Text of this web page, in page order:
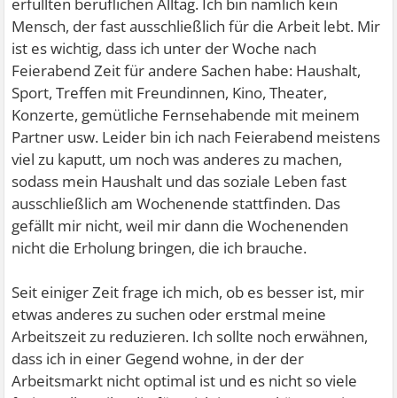
Mensch, der fast ausschließlich für die Arbeit lebt. Mir
ist es wichtig, dass ich unter der Woche nach
Feierabend Zeit für andere Sachen habe: Haushalt,
Sport, Treffen mit Freundinnen, Kino, Theater,
Konzerte, gemütliche Fernsehabende mit meinem
Partner usw. Leider bin ich nach Feierabend meistens
viel zu kaputt, um noch was anderes zu machen,
sodass mein Haushalt und das soziale Leben fast
ausschließlich am Wochenende stattfinden. Das
gefällt mir nicht, weil mir dann die Wochenenden
nicht die Erholung bringen, die ich brauche.
Seit einiger Zeit frage ich mich, ob es besser ist, mir
etwas anderes zu suchen oder erstmal meine
Arbeitszeit zu reduzieren. Ich sollte noch erwähnen,
dass ich in einer Gegend wohne, in der der
Arbeitsmarkt nicht optimal ist und es nicht so viele